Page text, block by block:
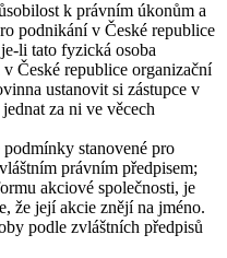
k právním úkonům a
podnikání v České republice
li tato fyzická osoba
České republice organizační
ustanovit si zástupce v
za ni ve věcech
stanovené pro
právním předpisem;
akciové společnosti, je
že její akcie znějí na jméno.
podle zvláštních předpisů